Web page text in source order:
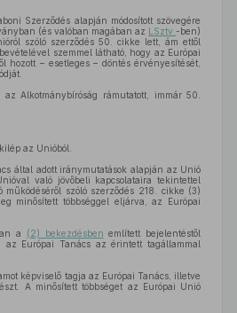
Szerződés alapján módosított szövegére
(és valóban magában az LSztv.-ben)
szóló szerződés 50. cikke lett, ám ettől
szemmel látható, hogy az Európai
– esetleges – döntés érvényesítését,
Alkotmánybíróság rámutatott, immár 50.
az Unióból.
által adott iránymutatások alapján az Unió
való jövőbeli kapcsolataira tekintettel
szóló szerződés 218. cikke (3)
minősített többséggel eljárva, az Európai
a
(2) bekezdésben említett bejelentéstől
Európai Tanács az érintett tagállammal
képviselő tagja az Európai Tanács, illetve
A minősített többséget az Európai Unió